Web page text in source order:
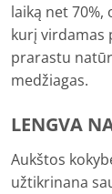
laiką net
kurį virdamas
prarastu
medžiagas.
LENGVA
Aukštos
užtikrinana